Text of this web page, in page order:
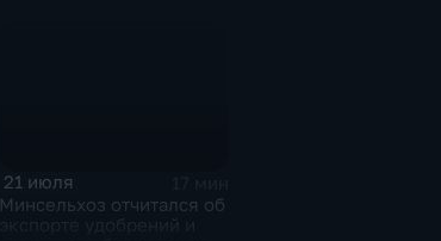
21 июля
Минсельхоз отчитался об